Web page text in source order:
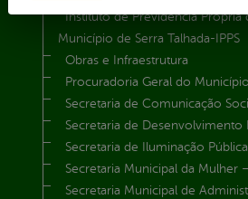
Instituto de Previdência Própria
Município de Serra Talhada-IPPS
Obras e Infraestrutura
Procuradoria Geral do Município
Secretaria de Comunicação
Secretaria de
Secretaria de Iluminação
Secretaria Municipal da Mulher
Secretaria Municipal de